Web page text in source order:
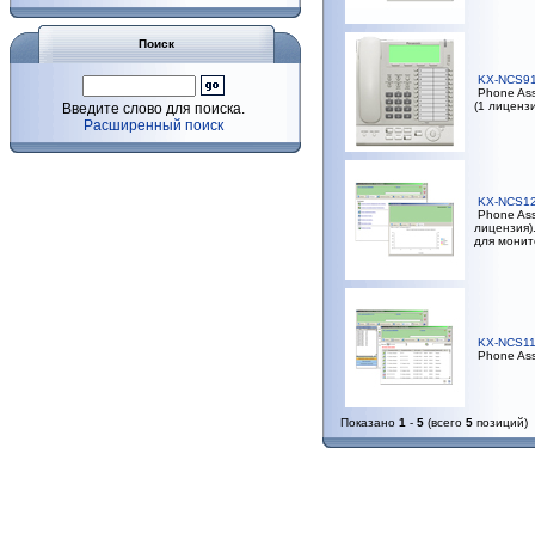
Поиск
Введите слово для поиска.
Расширенный поиск
KX-
Phone
(1
KX-
Phone
для
KX-
Phone
Показано 1 - 5 (всего 5 позиций)